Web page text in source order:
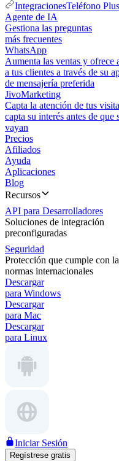
IntegracionesTeléfono Plus
Agente de IA
Gestiona las preguntas
más frecuentes
WhatsApp
Aumenta las ventas y ofrece
a tus clientes a través de su
de mensajería preferida
JivoMarketing
Capta la atención de tus
capta su interés antes de que
vayan
Precios
Afiliados
Ayuda
Aplicaciones
Blog
Recursos
API para Desarrolladores
Soluciones de integración
preconfiguradas
Seguridad
Protección que cumple con
normas internacionales
Descargar
para Windows
Descargar
para Mac
Descargar
para Linux
Iniciar Sesión
Regístrese gratis